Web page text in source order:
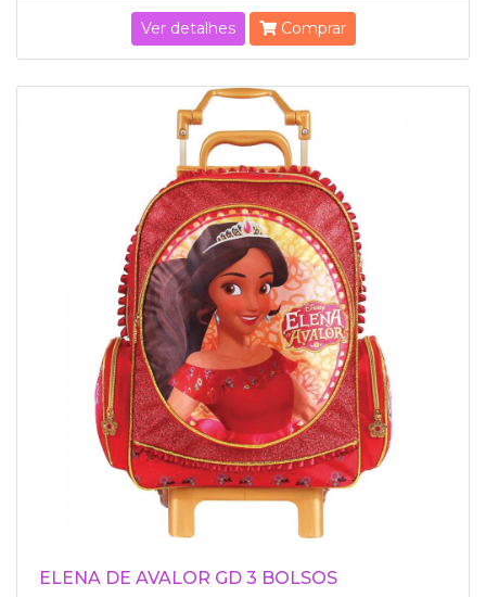
Ver detalhes Comprar
ELENA DE AVALOR GD 3 BOLSOS